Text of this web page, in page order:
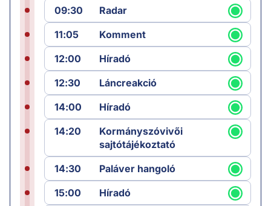
09:30
Radar
11:05
Komment
12:00
Híradó
12:30
Láncreakció
14:00
Híradó
14:20
Kormányszóvivői
sajtótájékoztató
14:30
Paláver hangoló
15:00
Híradó